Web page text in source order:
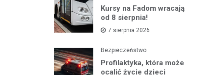
Kursy na Fadom wracają
od 8 sierpnia!
7 sierpnia 2026
Bezpieczeństwo
Profilaktyka, która może
ocalić życie dzieci